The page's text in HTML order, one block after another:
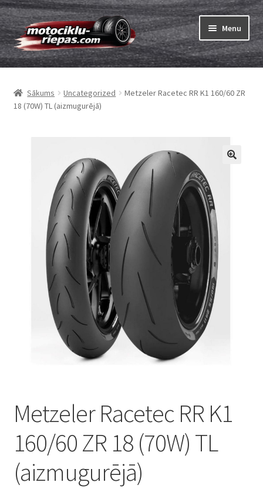
Skip
to
navigation
Skip
to
content
Menu
Riepas
Expand
menu
Kameras
Expand
Viss par riepām
Expand
Sākums Uncategorized
Metzeler Racetec RR K1 160/60 ZR
18 (70W) TL (aizmugurējā)
Metzeler Racetec RR K1
160/60 ZR 18 (70W) TL
(aizmugurējā)